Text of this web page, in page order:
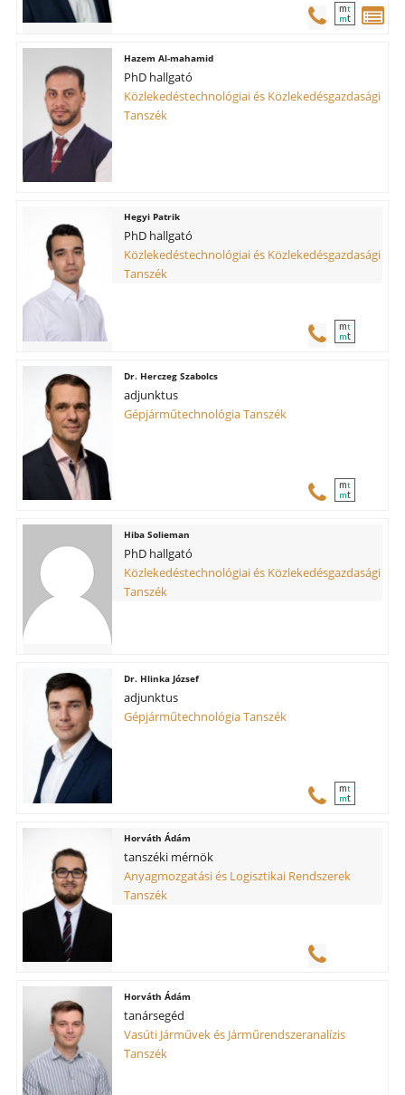
mt
mt
Hazem Al-mahamid
PhD hallgató
Közlekedéstechnológiai és Közlekedésgazdasági
Tanszék
Hegyi Patrik
PhD hallgató
Közlekedéstechnológiai és Közlekedésgazdasági
Tanszék
mt
mt
Herczeg Szabolcs
adjunktus
Gépjárműtechnológia Tanszék
mt
mt
Hiba Solieman
PhD hallgató
Közlekedéstechnológiai és Közlekedésgazdasági
Tanszék
Hlinka József
adjunktus
Gépjárműtechnológia Tanszék
mt
mt
Horváth Ádám
tanszéki mérnök
Anyagmozgatási és Logisztikai Rendszerek
Tanszék
Horváth Ádám
tanársegéd
Vasúti Járművek és Járműrendszeranalízis
Tanszék